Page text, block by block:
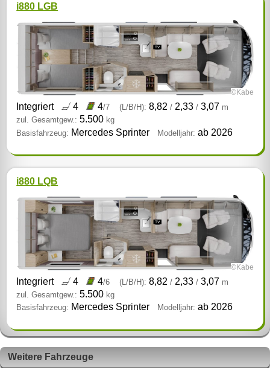
i880 LGB
©Kabe
Integriert 4 4/7 (L/B/H): 8,82/ 2,33/ 3,07 m
zul. Gesamtgew.: 5.500 kg
Basisfahrzeug: Mercedes Sprinter Modelljahr: ab 2026
i880 LQB
©Kabe
Integriert 4 4/6 (L/B/H): 8,82/ 2,33/ 3,07 m
zul. Gesamtgew.: 5.500 kg
Basisfahrzeug: Mercedes Sprinter Modelljahr: ab 2026
Weitere Fahrzeuge